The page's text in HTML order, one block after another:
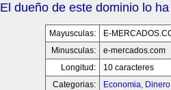
El dueño de este dominio lo
Mayusculas:
E-
Minusculas:
e-mercados.com
Longitud:
10 caracteres
Categorias:
Economia,